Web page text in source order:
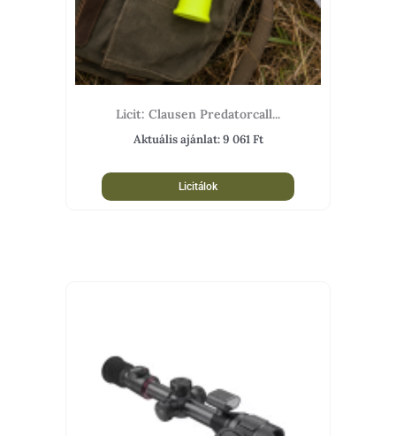
Licit: Clausen Predatorcall...
Aktuális ajánlat:9 061Ft
Licitálok